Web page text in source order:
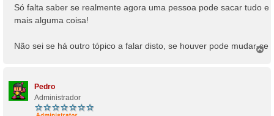
Só falta saber se realmente agora uma pessoa pode sacar tudo e
mais alguma coisa!
Não sei se há outro tópico a falar disto, se houver pode mudar-seT
Pedro
Administrador